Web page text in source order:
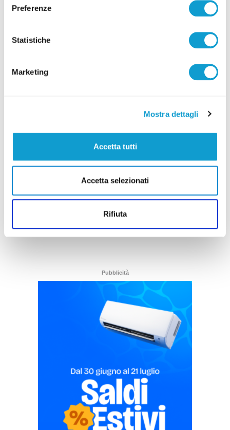
Preferenze
Statistiche
Marketing
Mostra dettagli
Accetta tutti
Accetta selezionati
Rifiuta
Borse schermate e 2mila euro di profumi
Pubblicità